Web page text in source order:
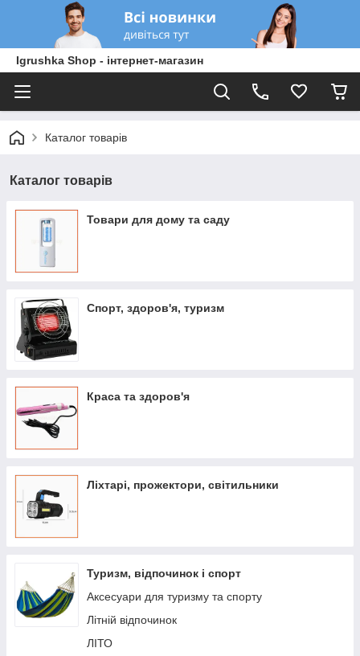
Igrushka Shop - інтернет-магазин
Каталог товарів
Каталог товарів
Товари для дому та саду
Спорт, здоров'я, туризм
Краса та здоров'я
Ліхтарі, прожектори, світильники
Туризм, відпочинок і спорт
Аксесуари для туризму та спорту
Літній відпочинок
ЛІТО